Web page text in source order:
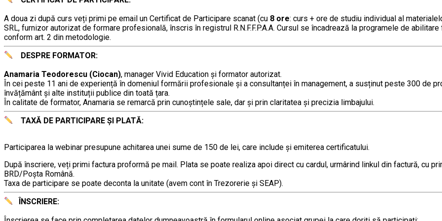
A doua zi după curs veți primi pe email un Certificat de Participare scanat (cu 8 ore: curs + ore de studiu individual al
SRL, furnizor autorizat de formare profesională, înscris în registrul R.N.F.F.P.A.A. Cursul se încadrează la programele de
conform art. 2 din metodologie.
DESPRE FORMATOR:
Anamaria Teodorescu (Ciocan), manager Vivid Education și formator autorizat.
În cei peste 11 ani de experiență în domeniul formării profesionale și a consultanței în management, a susținut peste 300 de
învățământ şi alte instituții publice din toată țara.
În calitate de formator, Anamaria se remarcă prin cunoștințele sale, dar și prin claritatea și precizia limbajului.
TAXĂ DE PARTICIPARE ȘI PLATĂ:
Participarea la webinar presupune achitarea unei sume de 150 de lei, care include şi emiterea certificatului.
După înscriere, veți primi factura proformă pe mail. Plata se poate realiza apoi direct cu cardul, urmârind linkul din factură, cu
BRD/Poșta Română.
Taxa de participare se poate deconta la unitate (avem cont în Trezorerie și SEAP).
ÎNSCRIERE: